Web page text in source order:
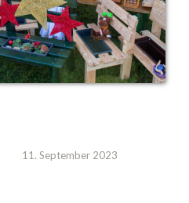
11. September 2023